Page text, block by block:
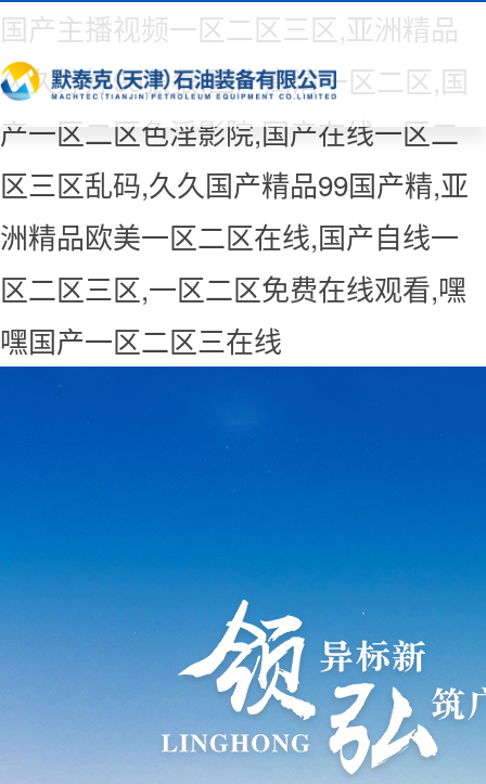
国产主播视频一区二区三区,亚洲精品
久久婷婷99狠狠,国产高清一区二区,国
产一区二区色淫影院,国产在线一区二
区三区乱码,久久国产精品99国产精,亚
洲精品欧美一区二区在线,国产自线一
区二区三区,一区二区免费在线观看,嘿
嘿国产一区二区三在线